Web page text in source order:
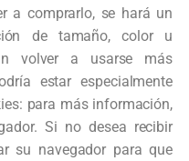
a comprarlo, se hará un
de tamaño, color u
volver a usarse más
estarespecialmente
para más información,
Si no desea recibir
su navegador para que